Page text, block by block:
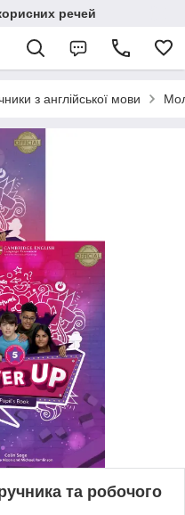
речей
з англійської мови
та робочого